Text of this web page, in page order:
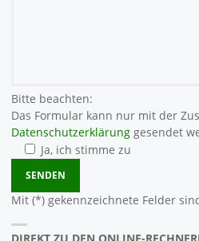
Bitte beachten:
Das Formular kann nur mit der
Datenschutzerklärunggesendet
Ja, ich stimme zu
Mit (*) gekennzeichnete Felder